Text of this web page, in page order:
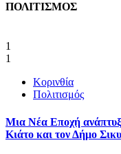
ΠΟΛΙΤΙΣΜΟΣ
1
1
Κορινθία
Πολιτισμός
Μια Νέα Εποχή
Κιάτο και τον Δήμο